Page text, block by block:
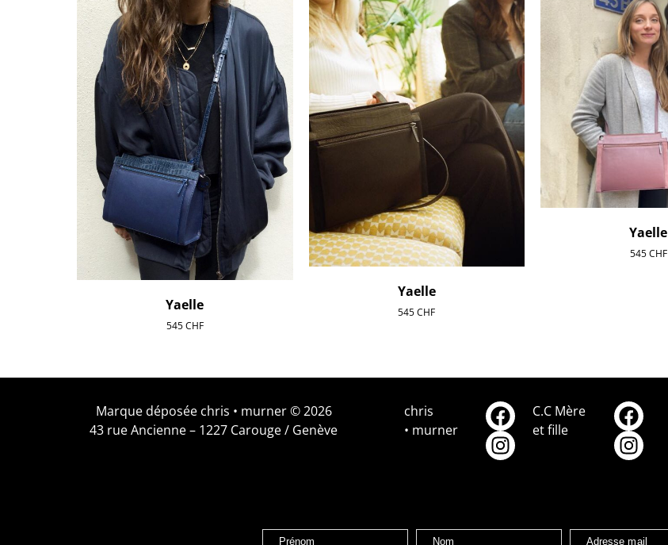
Yaelle
545CHF
Yaelle
545CHF
Yaelle
545CHF
Marque déposée chris • murner © 2026
43 rue Ancienne – 1227 Carouge / Genève
chris
• murner
C.C Mère
et fille
Prénom Nom Adresse mail